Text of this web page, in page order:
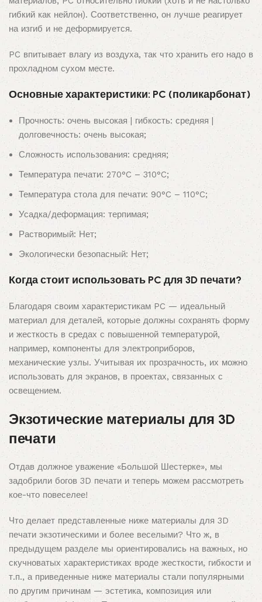
гибкий как нейлон). Соответственно, он лучше реагирует
на изгиб и не деформируется.
PC впитывает влагу из воздуха, так что хранить его надо в
прохладном сухом месте.
Основные характеристики: PC (поликарбонат)
Прочность: очень высокая | гибкость: средняя |
долговечность: очень высокая;
Сложность использования: средняя;
Температура печати: 270°C – 310°C;
Температура стола для печати: 90°C – 110°C;
Усадка/деформация: терпимая;
Растворимый: Нет;
Экологически безопасный: Нет;
Когда стоит использовать PC для 3D печати?
Благодаря своим характеристикам PC — идеальный
материал для деталей, которые должны сохранять форму
и жесткость в средах с повышенной температурой,
например, компоненты для электроприборов,
механические узлы. Учитывая их прозрачность, их можно
использовать для экранов, в проектах, связанных с
освещением.
Экзотические материалы для 3D
печати
Отдав должное уважение «Большой Шестерке», мы
задобрили богов 3D печати и теперь можем рассмотреть
кое-что повеселее!
Что делает представленные ниже материалы для 3D
печати экзотическими и более веселыми? Что ж, в
предыдущем разделе мы ориентировались на важных, но
скучноватых характеристиках вроде жесткости, гибкости и
т.п., а приведенные ниже материалы стали популярными
по другим причинам — эстетика, композиция или